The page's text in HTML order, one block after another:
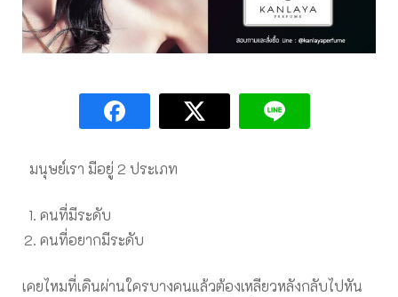
มนุษย์เรา มีอยู่ 2 ประเภท
คนที่มีระดับ
คนที่อยากมีระดับ
เคยไหมที่เดินผ่านใครบางคนแล้วต้องเหลียวหลังกลับไปหัน